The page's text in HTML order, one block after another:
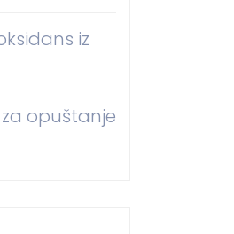
iz
opuštanje